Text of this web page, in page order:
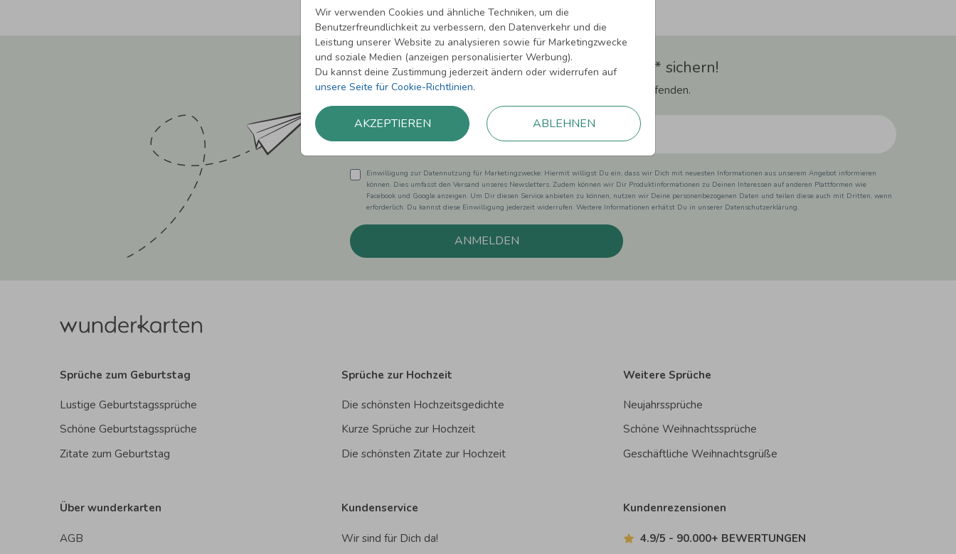
Wir verwenden Cookies und ähnliche Techniken, um die
Benutzerfreundlichkeit zu verbessern, den Datenverkehr und die
Leistung unserer Website zu analysieren sowie für Marketingzwecke
und soziale Medien (anzeigen personalisierter Werbung).
Du kannst deine Zustimmung jederzeit ändern oder widerrufen auf
unsere Seite für Cookie-Richtlinien.
AKZEPTIEREN ABLEHNEN
Newsletter abonnieren und 5,00 € Rabatt** sichern!
Melde Dich zu unserem Newsletter an und bleibe auf dem Laufenden.
Einwilligung zur Datennutzung für Marketingzwecke: Hiermit willigst Du ein, dass wir Dich mit neuesten Informationen aus unserem Angebot informieren
können. Dies umfasst den Versand unseres Newsletters. Zudem können wir Dir Produktinformationen zu Deinen Interessen auf anderen Plattformen wie
Facebook und Google anzeigen. Um Dir diesen Service anbieten zu können, nutzen wir Deine personenbezogenen Daten und teilen diese auch mit Dritten, wenn
erforderlich. Du kannst diese Einwilligung jederzeit widerrufen. Weitere Informationen erhätst Du in unserer Datenschutzerklärung.
ANMELDEN
Sprüche zum Geburtstag
Lustige Geburtstagssprüche
Schöne Geburtstagssprüche
Zitate zum Geburtstag
Sprüche zur Hochzeit
Die schönsten Hochzeitsgedichte
Kurze Sprüche zur Hochzeit
Die schönsten Zitate zur Hochzeit
Weitere Sprüche
Neujahrssprüche
Schöne Weihnachtssprüche
Geschäftliche Weihnachtsgrüße
Über wunderkarten
AGB
Kundenservice
Wir sind für Dich da!
Kundenrezensionen
4.9/5 - 90.000+ BEWERTUNGEN